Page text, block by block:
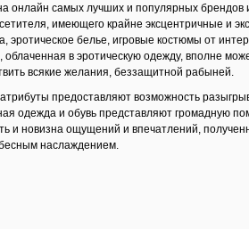
онлайн самых лучших и популярных
имеющего крайне эксцентричные
эротическое белье, игровые костюмы от
в эротическую одежду, вполне
всякие желания, беззащитной рабыней.
предоставляют возможность
одежда и обувь представляют громадную
и новизна ощущений и впечатлений,
наслаждением.